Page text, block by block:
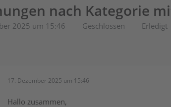
nach Kategorie
2025 um 15:46 Geschlossen Erledigt
17. Dezember 2025 um 15:46
Hallo zusammen,